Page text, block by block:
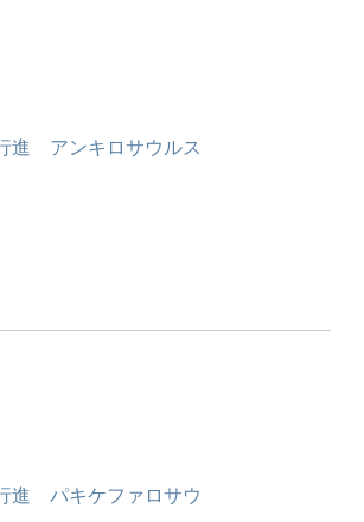
進 アンキロサウルス
進 パキケファロサウ